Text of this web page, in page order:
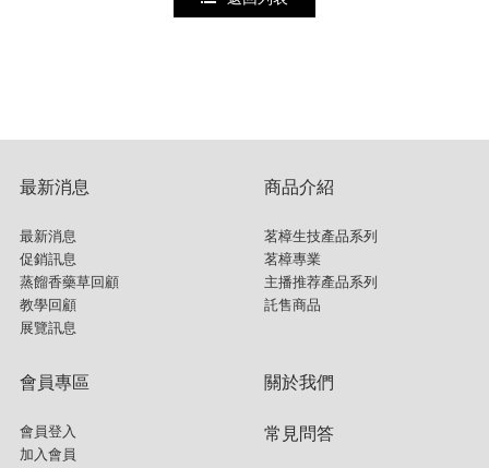
最新消息
最新消息
促銷訊息
蒸餾香藥草回顧
教學回顧
展覽訊息
商品介紹
茗樟生技產品系列
茗樟專業
主播推荐產品系列
託售商品
會員專區
會員登入
加入會員
關於我們
常見問答